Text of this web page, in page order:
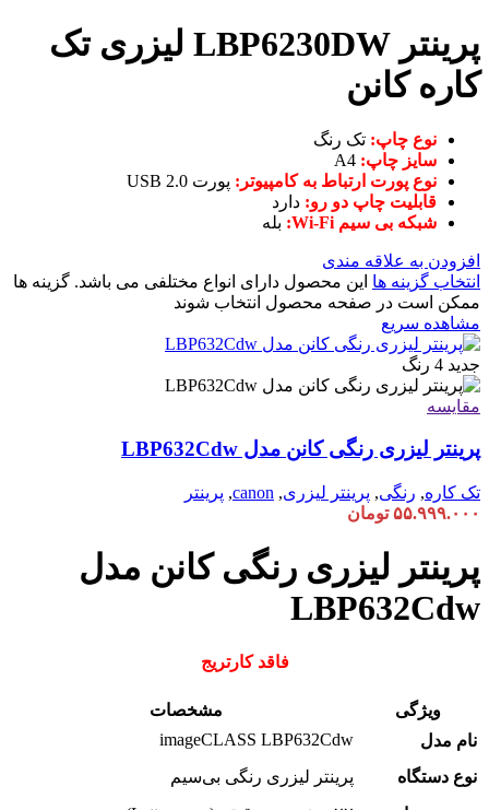
پرینتر LBP6230DW لیزری تک
کاره کانن
نوع چاپ: تک رنگ
سایز چاپ: A4
نوع پورت ارتباط به کامپیوتر: پورت USB 2.0
قابلیت چاپ دو رو: دارد
شبکه بی سیم Wi-Fi:
بله
افزودن به علاقه مندی
انتخاب گزینه ها این محصول دارای انواع مختلفی می باشد. گزینه ها
ممکن است در صفحه محصول انتخاب شوند
مشاهده سریع
جدید 4 رنگ
مقایسه
پرینتر لیزری رنگی کانن مدل LBP632Cdw
تک کاره, رنگی, پرینتر لیزری,
canon
, پرینتر
۵۵.۹۹۹.۰۰۰ تومان
پرینتر لیزری رنگی کانن مدل
LBP632Cdw
فاقد کارتریج
ویژگی
مشخصات
نام مدل
imageCLASS LBP632Cdw
نوع دستگاه
پرینتر لیزری رنگی بی‌سیم